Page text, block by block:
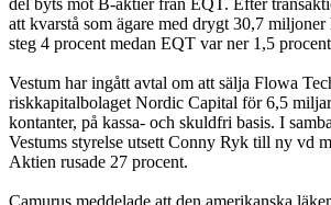
del byts mot B-aktier från EQT. Efter
att kvarstå som ägare med drygt 30,7
steg 4 procent medan EQT var ner 1,5
Vestum har ingått avtal om att sälja Flowa
riskkapitalbolaget Nordic Capital för 6,5
kontanter, på kassa- och skuldfri basis. I
Vestums styrelse utsett Conny Ryk till ny vd
Aktien rusade 27 procent.